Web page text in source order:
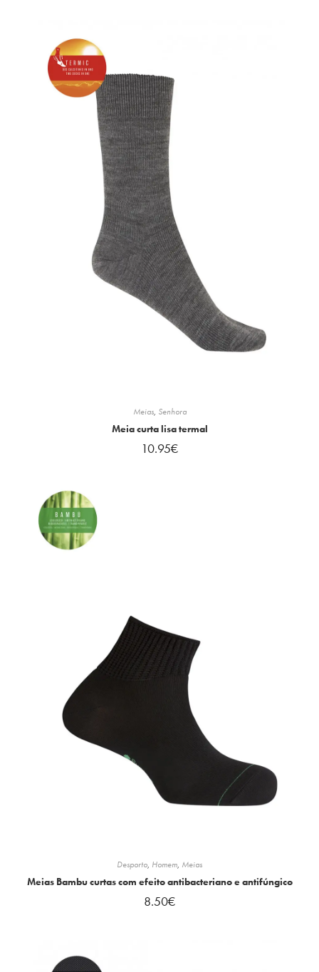
Meias, Senhora
Meia curta lisa termal
10.95€
Desporto, Homem, Meias
Meias Bambu curtas com efeito antibacteriano e antifúngico
8.50€